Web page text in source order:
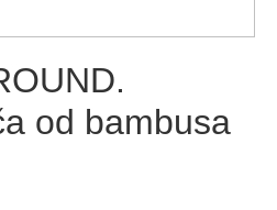
od bambusa